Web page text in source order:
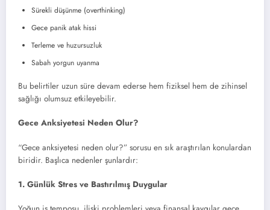
Sürekli düşünme (overthinking)
Gece panik atak hissi
Terleme ve huzursuzluk
Sabah yorgun uyanma
Bu belirtiler uzun süre devam ederse hem fiziksel hem de zihinsel
sağlığı olumsuz etkileyebilir.
Gece Anksiyetesi Neden Olur?
“Gece anksiyetesi neden olur?” sorusu en sık araştırılan konulardan
biridir. Başlıca nedenler şunlardır:
1. Günlük Stres ve Bastırılmış Duygular